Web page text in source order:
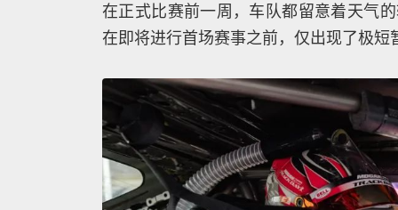
在正式比赛前一周，车队都留意着天气
在即将进行首场赛事之前，仅出现了极